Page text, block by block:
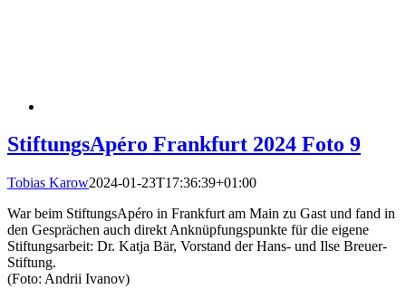
StiftungsApéro Frankfurt 2024 Foto 9
Tobias Karow2024-01-23T17:36:39+01:00
War beim StiftungsApéro in Frankfurt am Main zu Gast und fand in
den Gesprächen auch direkt Anknüpfungspunkte für die eigene
Stiftungsarbeit: Dr. Katja Bär, Vorstand der Hans- und Ilse Breuer-
Stiftung.
(Foto: Andrii Ivanov)